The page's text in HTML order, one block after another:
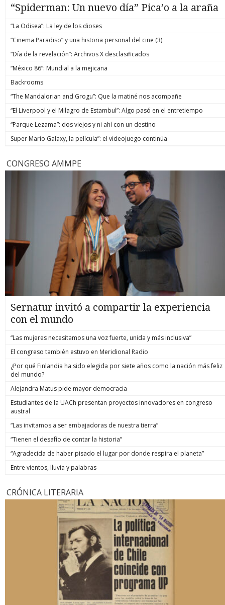
“Spiderman: Un nuevo día” Pica’o a la araña
“La Odisea”: La ley de los dioses
“Cinema Paradiso” y una historia personal del cine (3)
“Día de la revelación”: Archivos X desclasificados
“México 86”: Mundial a la mejicana
Backrooms
“The Mandalorian and Grogu”: Que la matiné nos acompañe
“El Liverpool y el Milagro de Estambul”: Algo pasó en el entretiempo
“Parque Lezama”: dos viejos y ni ahí con un destino
Super Mario Galaxy, la película”: el videojuego continúa
CONGRESO AMMPE
Sernatur invitó a compartir la experiencia
con el mundo
“Las mujeres necesitamos una voz fuerte, unida y más inclusiva”
El congreso también estuvo en Meridional Radio
¿Por qué Finlandia ha sido elegida por siete años como la nación más feliz
del mundo?
Alejandra Matus pide mayor democracia
Estudiantes de la UACh presentan proyectos innovadores en congreso
austral
“Las invitamos a ser embajadoras de nuestra tierra”
“Tienen el desafío de contar la historia”
“Agradecida de haber pisado el lugar por donde respira el planeta”
Entre vientos, lluvia y palabras
CRÓNICA LITERARIA